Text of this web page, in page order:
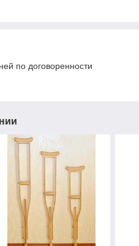
по договоренности